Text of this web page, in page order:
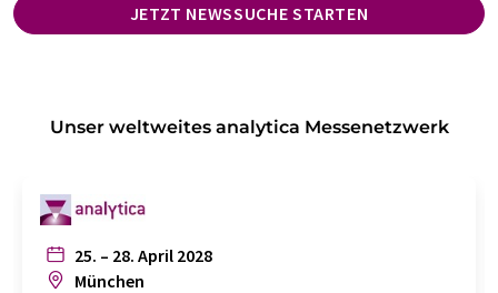
JETZT NEWSSUCHE STARTEN
Unser weltweites analytica Messenetzwerk
25. – 28. April 2028
München